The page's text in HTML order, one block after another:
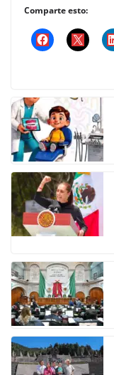
Comparte esto: